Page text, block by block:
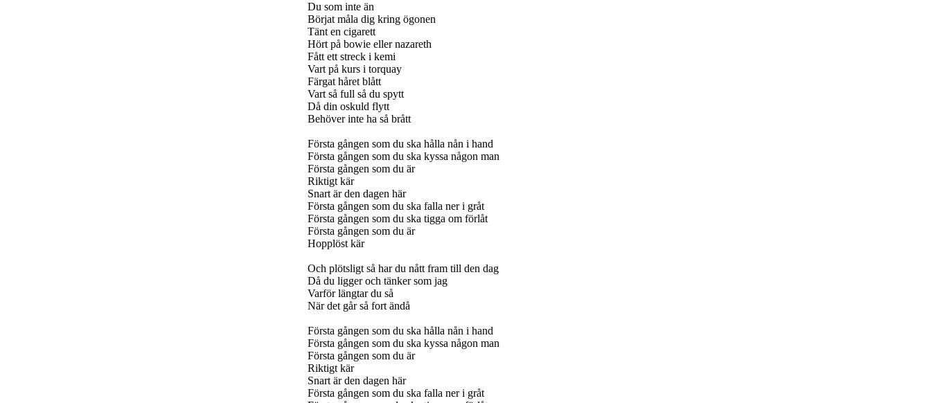
Du som inte än
Börjat måla dig kring ögonen
Tänt en cigarett
Hört på bowie eller nazareth
Fått ett streck i kemi
Vart på kurs i torquay
Färgat håret blått
Vart så full så du spytt
Då din oskuld flytt
Behöver inte ha så brått
Första gången som du ska hålla nån i hand
Första gången som du ska kyssa någon man
Första gången som du är
Riktigt kär
Snart är den dagen här
Första gången som du ska falla ner i gråt
Första gången som du ska tigga om förlåt
Första gången som du är
Hopplöst kär
Och plötsligt så har du nått fram till den dag
Då du ligger och tänker som jag
Varför längtar du så
När det går så fort ändå
Första gången som du ska hålla nån i hand
Första gången som du ska kyssa någon man
Första gången som du är
Riktigt kär
Snart är den dagen här
Första gången som du ska falla ner i gråt